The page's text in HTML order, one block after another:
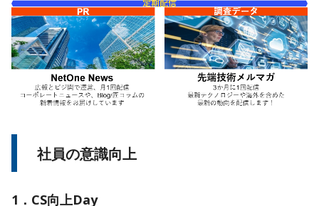
社員の意識向上
1．CS向上Day